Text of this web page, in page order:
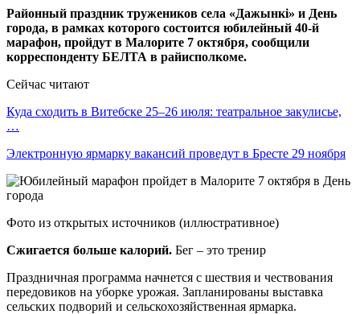
Районный праздник тружеников села «Дажынкі» и День
города, в рамках которого состоится юбилейный 40-й
марафон, пройдут в Малорите 7 октября, сообщили
корреспонденту БЕЛТА в райисполкоме.
Сейчас читают
Куда сходить в Витебске 25–26 июля: театральное закулисье,
…
Электронную ярмарку вакансий проведут в Бресте 29 ноября
Фото из открытых источников (иллюстративное)
Сжигается больше калорий. Бег – это тренир
Праздничная программа начнется с шествия и чествования
передовиков на уборке урожая. Запланированы выставка
сельских подворий и сельскохозяйственная ярмарка.